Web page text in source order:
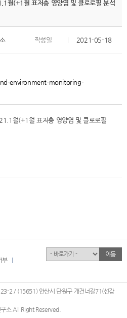
월(+1월 표저층 영양염 및 클로로필 분석
작성일 2021-05-18
environment-monitoring-
월(+1월 표저층 영양염 및 클로로필
부
2 / (15651) 안산시 단원구 개건너길71(선감
소 All Right Reserved.
유관기관 이동